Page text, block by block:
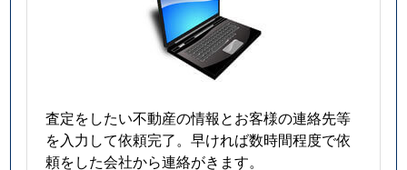
査定をしたい不動産の情報とお客様の連絡先等
を入力して依頼完了。早ければ数時間程度で依
頼をした会社から連絡がきます。